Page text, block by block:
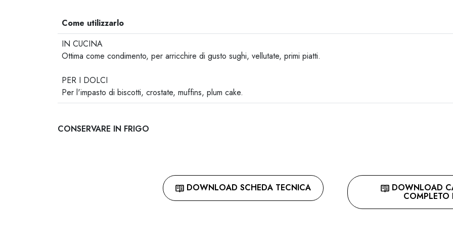
Come utilizzarlo
IN CUCINA
Ottima come condimento, per arricchire di gusto sughi, vellutate, primi piatti.
PER I DOLCI
Per l'impasto di biscotti, crostate, muffins, plum cake.
CONSERVARE IN FRIGO
DOWNLOAD SCHEDA TECNICA DOWNLOAD
COMPLETO